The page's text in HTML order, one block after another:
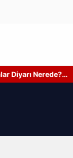
Diyarı Nerede?
Kadar?